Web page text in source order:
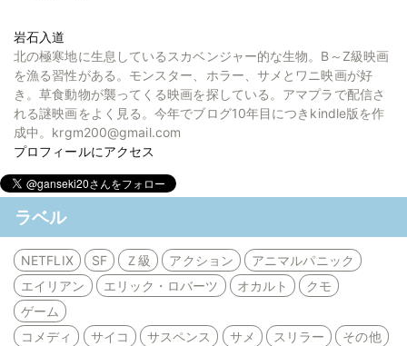
岩石入道
北の極寒地に生息しているスカベンジャー的な生物。B～Z級映画
を漁る習性がある。モンスター、ホラー、サメとワニ映画が好
き。草食動物が襲ってくる映画を探している。アマプラで配信さ
れる謎映画をよく見る。今年でブログ10年目につきkindle版を作
成中。krgm200@gmail.com
プロフィールにアクセス
ラベル
NETFLIX SF Ｚ級 アクション
アニマルパニック
エイリアン
エリック・ロバーツ オカルト
クモ
ゲーム
コメディ
サイコ サスペンス サメ スリラー
その他